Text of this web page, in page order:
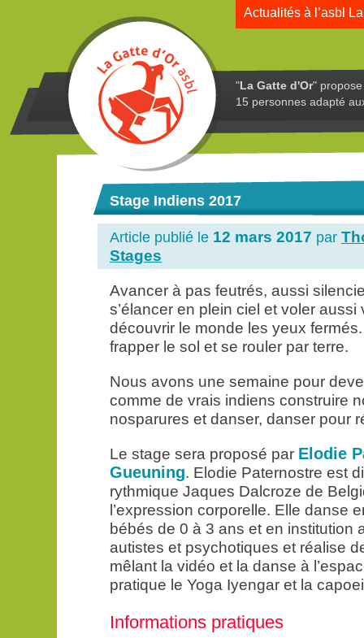
Actualités à l’asbl
"La Gatte d'Or"
15 personnes adapté
Stage Indiens 2017
Article publié le 12 mars 2017 par
Stages
Avancer à pas feutrés, aussi
s’élancer en plein ciel et voler aussi
découvrir le monde les yeux
frapper le sol et se rouler par terre.
Nous avons une semaine pour
comme de vrais indiens construire
nosparures et danser, danser pour
Le stage sera proposé par Elodie
Gueuning. Elodie Paternostre est
rythmique Jaques Dalcroze de
l’expression corporelle. Elle danse
bébés de 0 à 3 ans et en institution
autistes et psychotiques et réalise
mêlant la vidéo et la danse à
pratique le Yoga Iyengar et la
Informations pratiques